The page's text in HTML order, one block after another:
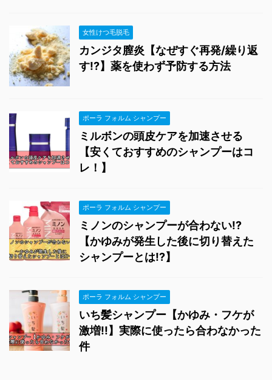
女性けつ毛脱毛
カンジタ膣炎【なぜすぐ再発/繰り返
す!?】薬を使わず予防する方法
ポーラ フォルム シャンプー
ミルボンの頭皮ケアを加速させる
【安くておすすめのシャンプーはコ
レ！】
ポーラ フォルム シャンプー
ミノンのシャンプーが合わない!?
【かゆみが発生した後に切り替えた
シャンプーとは!?】
ポーラ フォルム シャンプー
いち髪シャンプー【かゆみ・フケが
激増!!】実際に使ったら合わなかった
件